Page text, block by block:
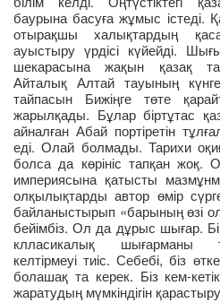
баурына басуға жұмыс істеді.
отырақшы халықтардың
ауыстыру үрдісі күйейді.
шекарасына жақын қазақ
Айталық Алтай тауының
тайпасын Бижіңге төте
жарылқады. Бұлар біртұтас
айналған Абай портіретін
еді. Олай болмады. Тарихи
болса да көрініс тапқан
империясына қатысты
олқылықтарды автор өмір
байланыстырып «барының өзі
бейімбіз. Ол да дұрыс шығар.
клласикалық шығарманы
келтірмеуі тиіс. Себебі, біз
болашақ та керек. Біз кем-
жаратудың мүмкіндігін